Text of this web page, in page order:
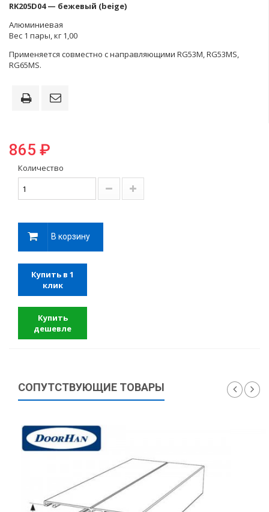
RK205D04 — бежевый (beige)
Алюминиевая
Вес 1 пары, кг 1,00
Применяется совместно с направляющими RG53M, RG53MS,
RG65MS.
865 ₽
Количество
В корзину
Купить в 1
клик
Купить
дешевле
СОПУТСТВУЮЩИЕ ТОВАРЫ